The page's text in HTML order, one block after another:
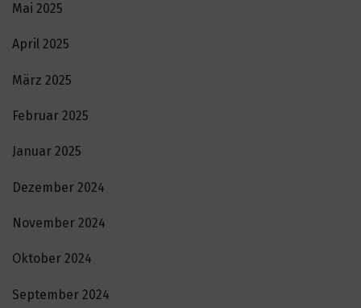
Mai 2025
April 2025
März 2025
Februar 2025
Januar 2025
Dezember 2024
November 2024
Oktober 2024
September 2024